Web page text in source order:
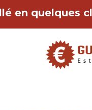
en quelques